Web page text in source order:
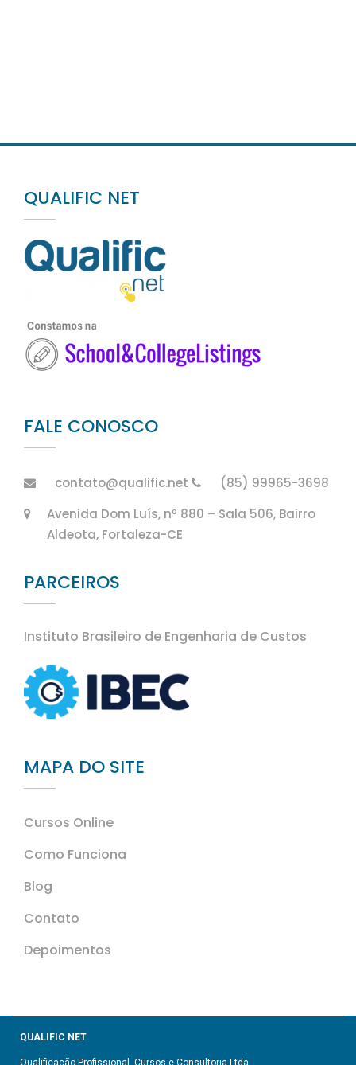
QUALIFIC NET
FALE CONOSCO
contato@qualific.net
(85) 99965-3698
Avenida Dom Luís, nº 880 – Sala 506, Bairro
Aldeota, Fortaleza-CE
PARCEIROS
Instituto Brasileiro de Engenharia de Custos
MAPA DO SITE
Cursos Online
Como Funciona
Blog
Contato
Depoimentos
QUALIFIC NET
Qualificação Profissional, Cursos e Consultoria Ltda.